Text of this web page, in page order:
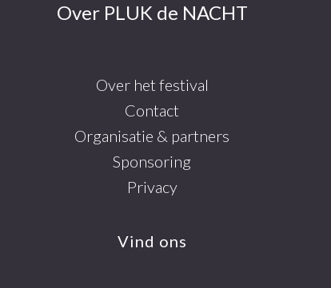
Over PLUK de NACHT
Over het festival
Contact
Organisatie & partners
Sponsoring
Privacy
Vind ons